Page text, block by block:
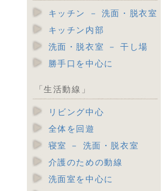
キッチン － 洗面・脱衣室
キッチン内部
洗面・脱衣室 － 干し場
勝手口を中心に
「生活動線」
リビング中心
全体を回遊
寝室 － 洗面・脱衣室
介護のための動線
洗面室を中心に